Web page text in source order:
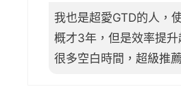
我也是超愛GTD的人，
概才3年，但是效率提
很多空白時間，超級推